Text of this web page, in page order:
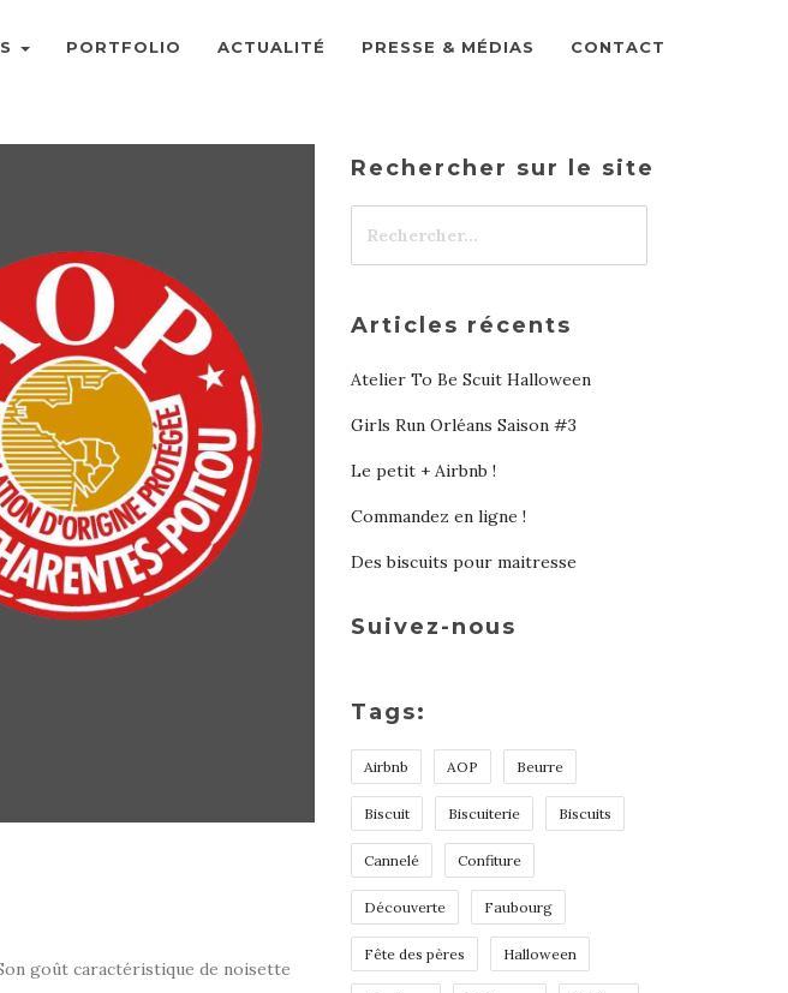
PORTFOLIO ACTUALITÉ PRESSE & MÉDIAS CONTACT
goût caractéristique de noisette
Rechercher sur le site
Articles récents
Atelier To Be Scuit Halloween
Girls Run Orléans Saison #3
Le petit + Airbnb !
Commandez en ligne !
Des biscuits pour maitresse
Suivez-nous
Tags:
Airbnb AOP Beurre
Biscuit Biscuiterie Biscuits
Cannelé Confiture
Découverte Faubourg
Fête des pères Halloween